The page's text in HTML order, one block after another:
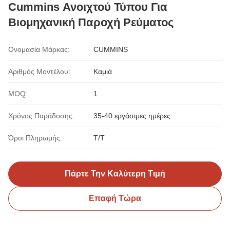
Cummins Ανοιχτού Τύπου Για
Βιομηχανική Παροχή Ρεύματος
Ονομασία Μάρκας: CUMMINS
Αριθμός Μοντέλου: Καμιά
MOQ: 1
Χρόνος Παράδοσης: 35-40 εργάσιμες ημέρες
Όροι Πληρωμής: T/T
Πάρτε Την Καλύτερη Τιμή
Επαφή Τώρα